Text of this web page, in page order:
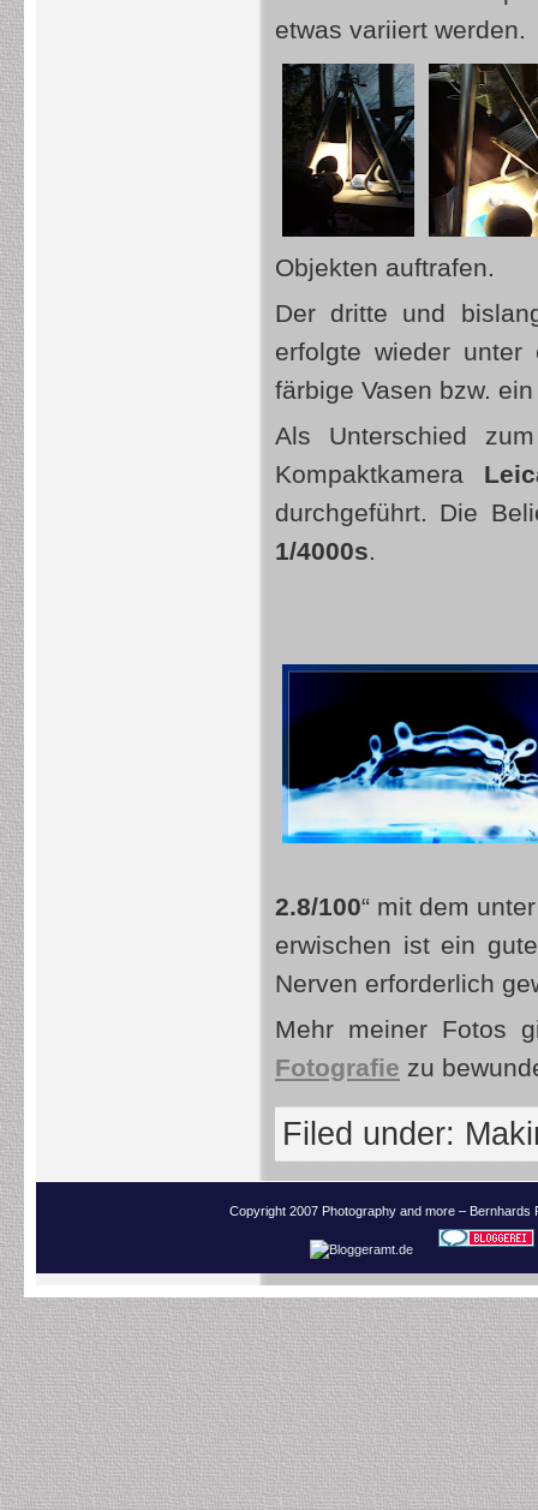
etwas variiert werden.
Objekten auftrafen.
Der dritte und
erfolgte wieder unter
färbige Vasen bzw.
Als Unterschied
Kompaktkamera
durchgeführt. Die
1/4000s.
2.8/100“ mit dem
erwischen ist ein
Nerven erforderlich
Mehr meiner Fotos
Fotografie zu
Filed under:
Copyright 2007 Photography and more –